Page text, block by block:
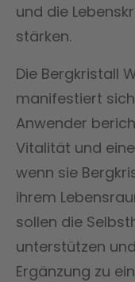
und die
stärken.
Die Bergkristall
manifestiert
Anwender
Vitalität und
wenn sie
ihrem
sollen die
unterstützen
Ergänzung zu